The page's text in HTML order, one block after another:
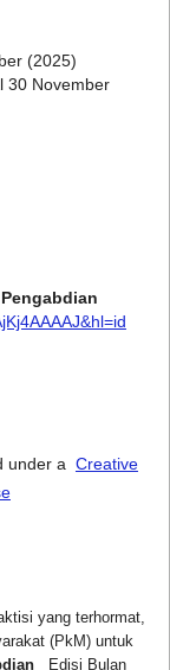
(2025)
30 November
under a Creative
yang terhormat,
(PkM) untuk
Edisi Bulan